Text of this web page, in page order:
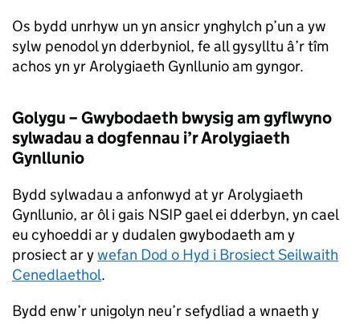
Os bydd unrhyw un yn ansicr ynghylch p’un a yw
sylw penodol yn dderbyniol, fe all gysylltu â’r tîm
achos yn yr Arolygiaeth Gynllunio am gyngor.
Golygu – Gwybodaeth bwysig am gyflwyno
sylwadau a dogfennau i’r Arolygiaeth
Gynllunio
Bydd sylwadau a anfonwyd at yr Arolygiaeth
Gynllunio, ar ôl i gais NSIP gael ei dderbyn, yn cael
eu cyhoeddi ar y dudalen gwybodaeth am y
prosiect ar ywefan Dod o Hyd i Brosiect Seilwaith
Cenedlaethol.
Bydd enw’r unigolyn neu’r sefydliad a wnaeth y